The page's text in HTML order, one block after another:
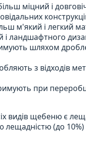
міцний і
м'який і легкий
і ландшафтного
шляхом
з відходів
при переробці
видів щебеню є
(до